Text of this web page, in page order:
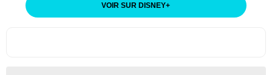
VOIR SUR DISNEY+